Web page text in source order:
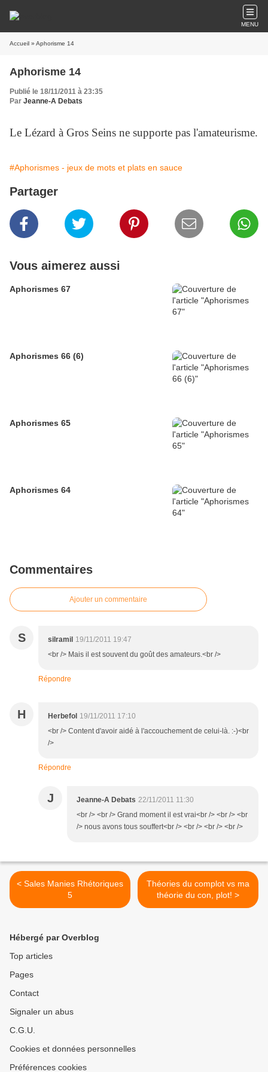
MENU
Accueil » Aphorisme 14
Aphorisme 14
Publié le 18/11/2011 à 23:35
Par Jeanne-A Debats
Le Lézard à Gros Seins ne supporte pas l'amateurisme.
#Aphorismes - jeux de mots et plats en sauce
Partager
Vous aimerez aussi
Aphorismes 67
Aphorismes 66 (6)
Aphorismes 65
Aphorismes 64
Commentaires
Ajouter un commentaire
S silramil 19/11/2011 19:47
<br /> Mais il est souvent du goût des amateurs.<br />
Répondre
H Herbefol 19/11/2011 17:10
<br /> Content d'avoir aidé à l'accouchement de celui-là. :-)<br
/>
Répondre
J Jeanne-A Debats 22/11/2011 11:30
<br /> <br /> Grand moment il est vrai<br /> <br /> <br
/> nous avons tous souffert<br /> <br /> <br /> <br />
< Sales Manies Rhétoriques
5
Théories du complot vs ma
théorie du con, plot! >
Hébergé par Overblog
Top articles
Pages
Contact
Signaler un abus
C.G.U.
Cookies et données personnelles
Préférences cookies